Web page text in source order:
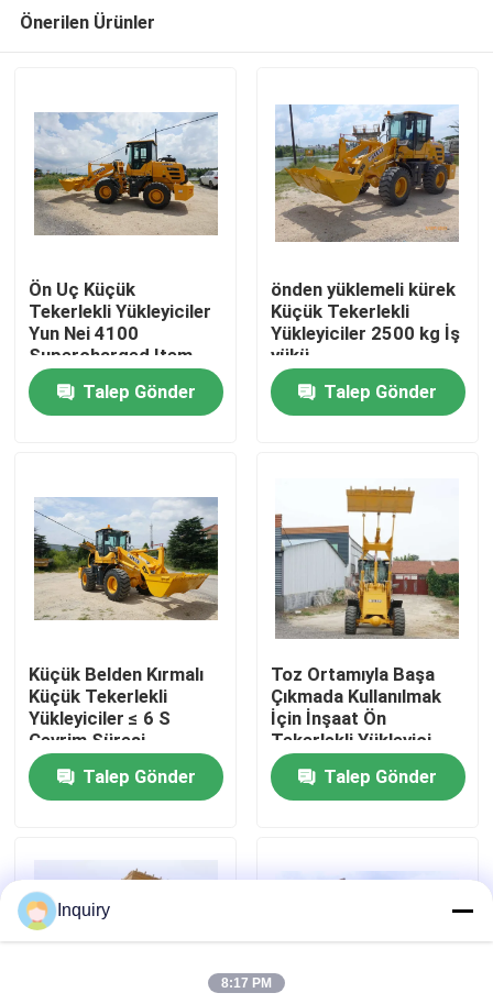
Ana sayfa
Hakkımızda
Fabrika turu
Bize ulaşın
Haberler
Tekerlekli Yükleyici Makinası
Kompakt Tekerlekli Yükleyiciler
Önerilen Ürünler
Ön Uç Küçük
Tekerlekli Yükleyiciler
Yun Nei 4100
Supercharged Item
Talep Gönder
önden yüklemeli kürek
Küçük Tekerlekli
Yükleyiciler 2500 kg İş
yükü
Talep Gönder
Küçük Belden Kırmalı
Küçük Tekerlekli
Yükleyiciler ≤ 6 S
Çevrim Süresi
Talep Gönder
Toz Ortamıyla Başa
Çıkmada Kullanılmak
İçin İnşaat Ön
Tekerlekli Yükleyici
Talep Gönder
Inquiry
8:17 PM